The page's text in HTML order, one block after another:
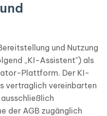
und Nutzung
„KI-Assistent") als
Plattform. Der KI-
vertraglich vereinbarten
der AGB zugänglich